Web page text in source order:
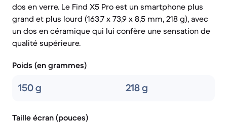
dos en verre. Le Find X5 Pro est un smartphone plus
grand et plus lourd (163,7 x 73,9 x 8,5 mm, 218 g), avec
un dos en céramique qui lui confère une sensation de
qualité supérieure.
Poids (en grammes)
150 g 218 g
Taille écran (pouces)